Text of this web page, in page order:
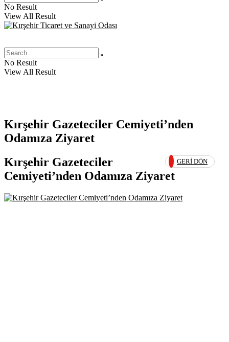
No Result
View All Result
No Result
View All Result
Kırşehir Gazeteciler Cemiyeti’nden
Odamıza Ziyaret
GERI DÖN
Kırşehir Gazeteciler
Cemiyeti’nden Odamıza Ziyaret